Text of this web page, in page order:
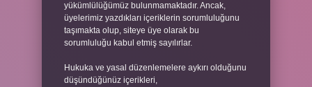
yükümlülüğümüz bulunmamaktadır. Ancak,
üyelerimiz yazdıkları içeriklerin sorumluluğunu
taşımakta olup, siteye üye olarak bu
sorumluluğu kabul etmiş sayılırlar.
Hukuka ve yasal düzenlemelere aykırı olduğunu
düşündüğünüz içerikleri,